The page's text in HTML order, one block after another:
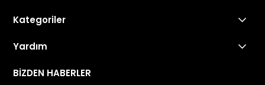
Kategoriler
Yardım
BİZDEN HABERLER